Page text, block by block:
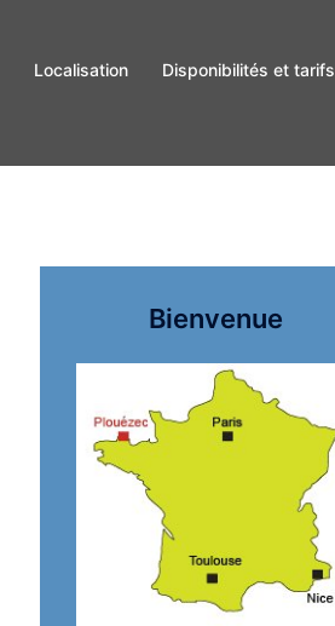
Localisation
Disponibilités et tarifs
Bienvenue